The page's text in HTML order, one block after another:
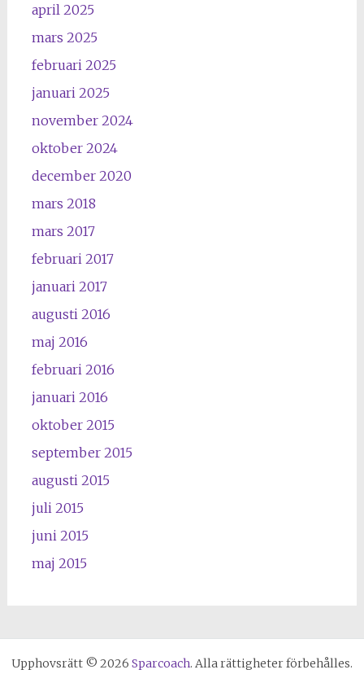
april 2025
mars 2025
februari 2025
januari 2025
november 2024
oktober 2024
december 2020
mars 2018
mars 2017
februari 2017
januari 2017
augusti 2016
maj 2016
februari 2016
januari 2016
oktober 2015
september 2015
augusti 2015
juli 2015
juni 2015
maj 2015
Upphovsrätt © 2026 Sparcoach. Alla rättigheter förbehålles.